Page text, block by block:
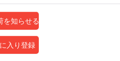
を知らせる
入り登録